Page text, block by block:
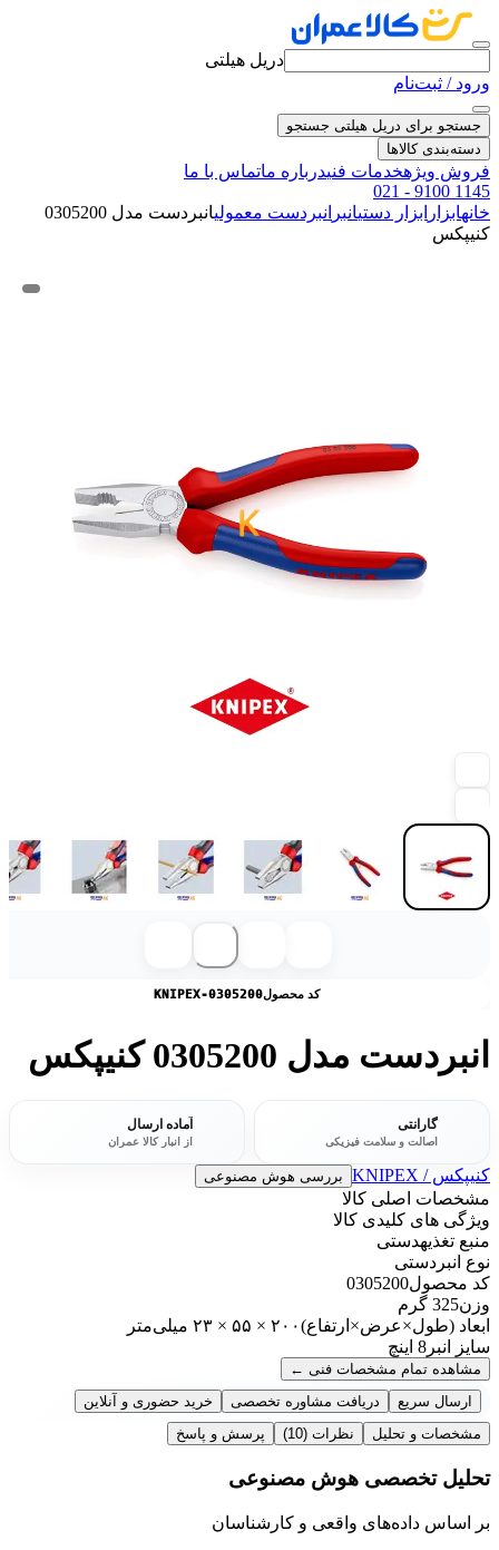
دریل هیلتی
ورود / ثبت‌نام
جستجو برای دریل هیلتی جستجو
دسته‌بندی کالاها
فروش ویژهخدمات فنیدرباره ماتماس با ما
021 - 9100 1145
خانهابزار ابزار دستیانبر انبردست معمولی
انبردست مدل 0305200
کنیپکس
کد محصولKNIPEX-0305200
انبردست مدل 0305200 کنیپکس
گارانتی
اصالت و سلامت فیزیکی
آماده ارسال
از انبار کالا عمران
کنیپکس / KNIPEX بررسی هوش مصنوعی
مشخصات اصلی کالا
ویژگی های کلیدی کالا
منبع تغذیهدستی
نوع انبر دستی
کد محصول0305200
وزن325 گرم
ابعاد (طول×عرض×ارتفاع)۲۰۰ × ۵۵ × ۲۳ میلی‌متر
سایز انبر 8 اینچ
مشاهده تمام مشخصات فنی ←
ارسال سریع
دریافت مشاوره تخصصی
خرید حضوری و آنلاین
مشخصات و تحلیل
نظرات (10) پرسش و پاسخ
تحلیل تخصصی هوش مصنوعی
بر اساس داده‌های واقعی و کارشناسان